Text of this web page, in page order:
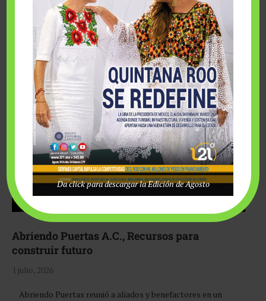
Fairmont Mayakoba y Make-A-Wish México unieron
esfuerzos para hacer realidad el deseo de una …
Abriendo Puertas A.C., Recursos para
construir futuro
1 julio, 2026
Abriendo Puertas reunió a aliados y benefactores en un
Da click para descargar la Edición de Agosto